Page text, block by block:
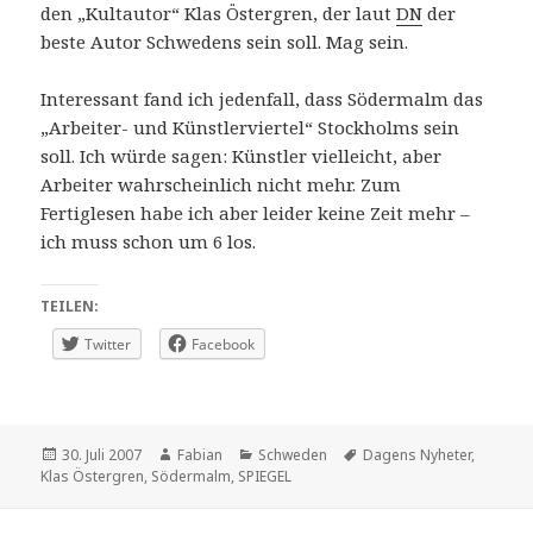
den „Kultautor“ Klas Östergren, der lautDN der
beste Autor Schwedens sein soll. Mag sein.
Interessant fand ich jedenfall, dass Södermalm das
„Arbeiter- und Künstlerviertel“ Stockholms sein
soll. Ich würde sagen: Künstler vielleicht, aber
Arbeiter wahrscheinlich nicht mehr. Zum
Fertiglesen habe ich aber leider keine Zeit mehr –
ich muss schon um 6 los.
TEILEN:
Twitter
Facebook
Veröffentlicht
am
30. Juli 2007 Autor
Fabian Kategorien
Schweden Schlagwörter
Dagens Nyheter,
Klas Östergren, Södermalm, SPIEGEL